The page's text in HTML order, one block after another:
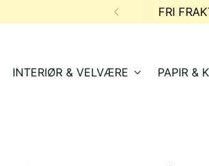
FRI
INTERIØR & VELVÆRE PAPIR &